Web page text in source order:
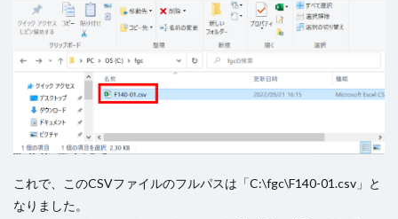
これで、このCSVファイルのフルパスは「C:\fgc\F140-01.csv」と
なりました。